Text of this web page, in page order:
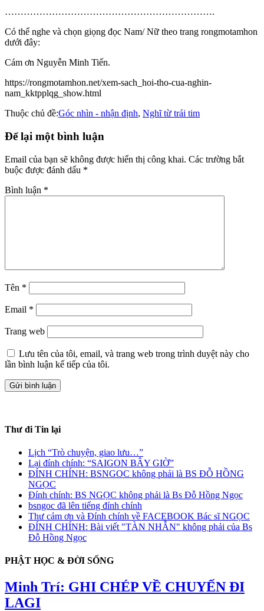
………………………………………………………….
Có thể nghe và chọn giọng đọc Nam/ Nữ theo trang rongmotamhon
dưới đây:
Cám ơn Nguyễn Minh Tiến.
https://rongmotamhon.net/xem-sach_hoi-tho-cua-nghin-
nam_kktpplqg_show.html
Thuộc chủ đề:Góc nhìn - nhận định, Nghĩ từ trái tim
Để lại một bình luận
Email của bạn sẽ không được hiển thị công khai. Các trường bắt
buộc được đánh dấu *
Bình luận *
Tên *
Email *
Trang web
Lưu tên của tôi, email, và trang web trong trình duyệt này cho
lần bình luận kế tiếp của tôi.
Thư đi Tin lại
Lịch “Trò chuyện, giao lưu…”
Lại đính chính: “SAIGON BÂY GIỜ”
ĐÍNH CHÍNH: BSNGOC không phải là BS ĐỖ HỒNG
NGỌC
Đính chính: BS NGỌC không phải là Bs Đỗ Hồng Ngọc
bsngoc đã lên tiếng đính chính
Thư cảm ơn và Đính chính về FACEBOOK Bác sĩ NGỌC
ĐÍNH CHÍNH: Bài viết "TÀN NHẪN" không phải của Bs
Đỗ Hồng Ngọc
PHẬT HỌC & ĐỜI SỐNG
Minh Trí: GHI CHÉP VỀ CHUYẾN ĐI
LAGI